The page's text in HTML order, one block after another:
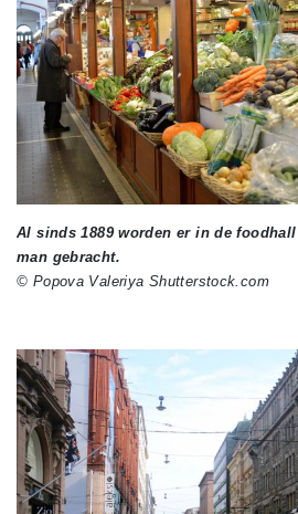
Al sinds 1889 worden er in de
man gebracht.
© Popova Valeriya Shutterstock.com